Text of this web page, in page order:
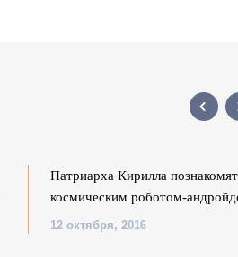
Патриарха Кирилла
космическим роботом-
12 октября, 2016